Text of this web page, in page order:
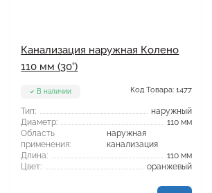
Канализация наружная Колено
110 мм (30°)
В наличии Код Товара: 1477
Тип:
наружный
Диаметр:
110 мм
Область
применения:
наружная
канализация
Длина:
110 мм
Цвет:
оранжевый